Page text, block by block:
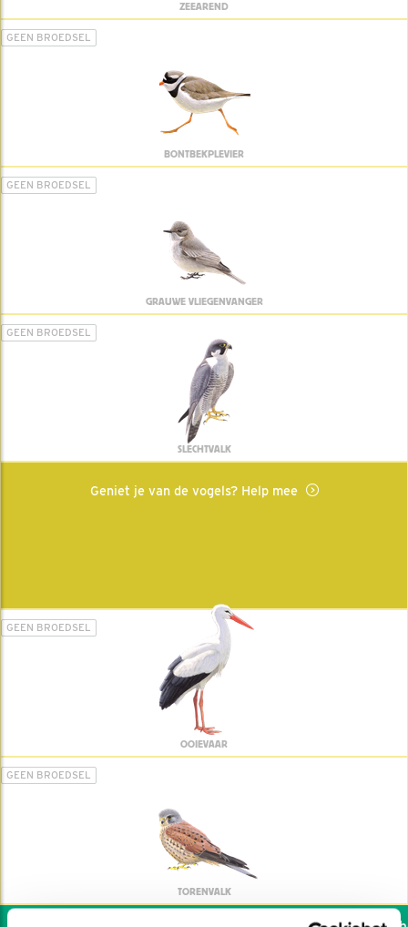
ZEEAREND
GEEN BROEDSEL
BONTBEKPLEVIER
GEEN BROEDSEL
GRAUWE VLIEGENVANGER
GEEN BROEDSEL
SLECHTVALK
Geniet je van de vogels? Help mee
GEEN BROEDSEL
OOIEVAAR
GEEN BROEDSEL
TORENVALK